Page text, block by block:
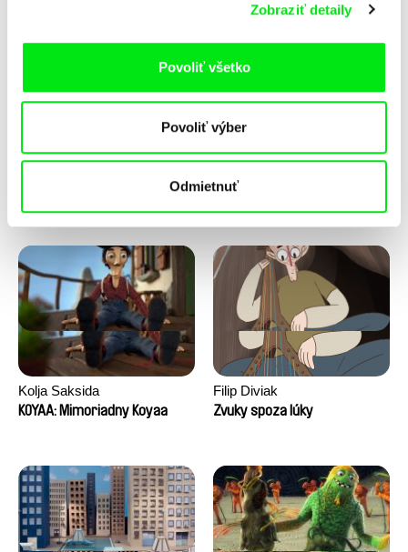
Zobraziť detaily
Povoliť všetko
Povoliť výber
Odmietnuť
KOYAA: Nepolapiteľný papier
KOYAA: Nezbedné auto
Kolja Saksida
KOYAA: Mimoriadny Koyaa
Filip Diviak
Zvuky spoza lúky